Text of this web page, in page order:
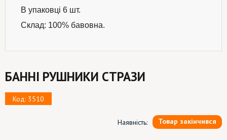
В упаковці 6 шт.
Склад: 100% бавовна.
БАННІ РУШНИКИ СТРАЗИ
Код: 3510
Наявність: Товар закінчився